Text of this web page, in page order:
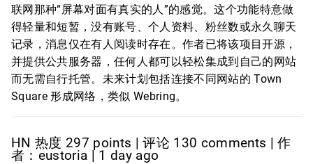
联网那种“屏幕对面有真实的人”的感觉。这个功能特意做
得轻量和短暂，没有账号、个人资料、粉丝数或永久聊天
记录，消息仅在有人阅读时存在。作者已将该项目开源，
并提供公共服务器，任何人都可以轻松集成到自己的网站
而无需自行托管。未来计划包括连接不同网站的 Town
Square 形成网络，类似 Webring。
HN 热度 297 points | 评论 130 comments | 作
者：eustoria | 1 day ago